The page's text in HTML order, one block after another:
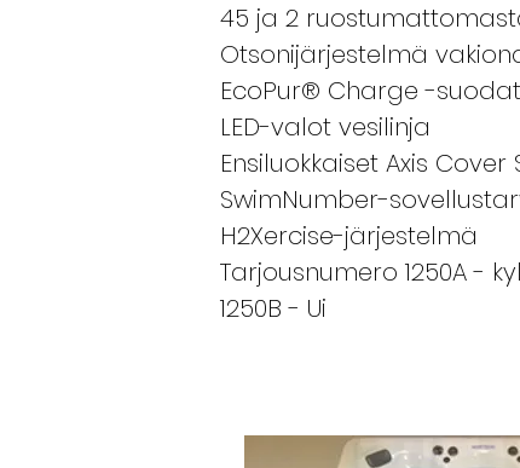
45 ja 2
Otsonijärjestelmä
EcoPur® Charge -
LED-valot vesilinja
Ensiluokkaiset Axis
SwimNumber-
H2Xercise-järjestelmä
Tarjousnumero 1250A -
1250B - Ui